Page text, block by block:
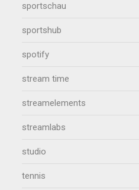
sportschau
sportshub
spotify
stream time
streamelements
streamlabs
studio
tennis